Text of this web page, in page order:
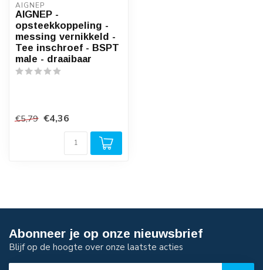
AIGNEP
AIGNEP -
opsteekkoppeling -
messing vernikkeld -
Tee inschroef - BSPT
male - draaibaar
€5,79 €4,36
Abonneer je op onze nieuwsbrief
Blijf op de hoogte over onze laatste acties